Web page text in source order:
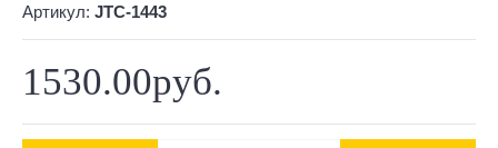
Артикул: JTC-1443
1530.00руб.